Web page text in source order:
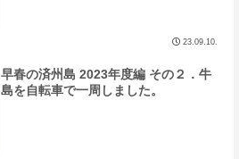
23.09.10.
早春の済州島 2023年度編 その２．牛
島を自転車で一周しました。